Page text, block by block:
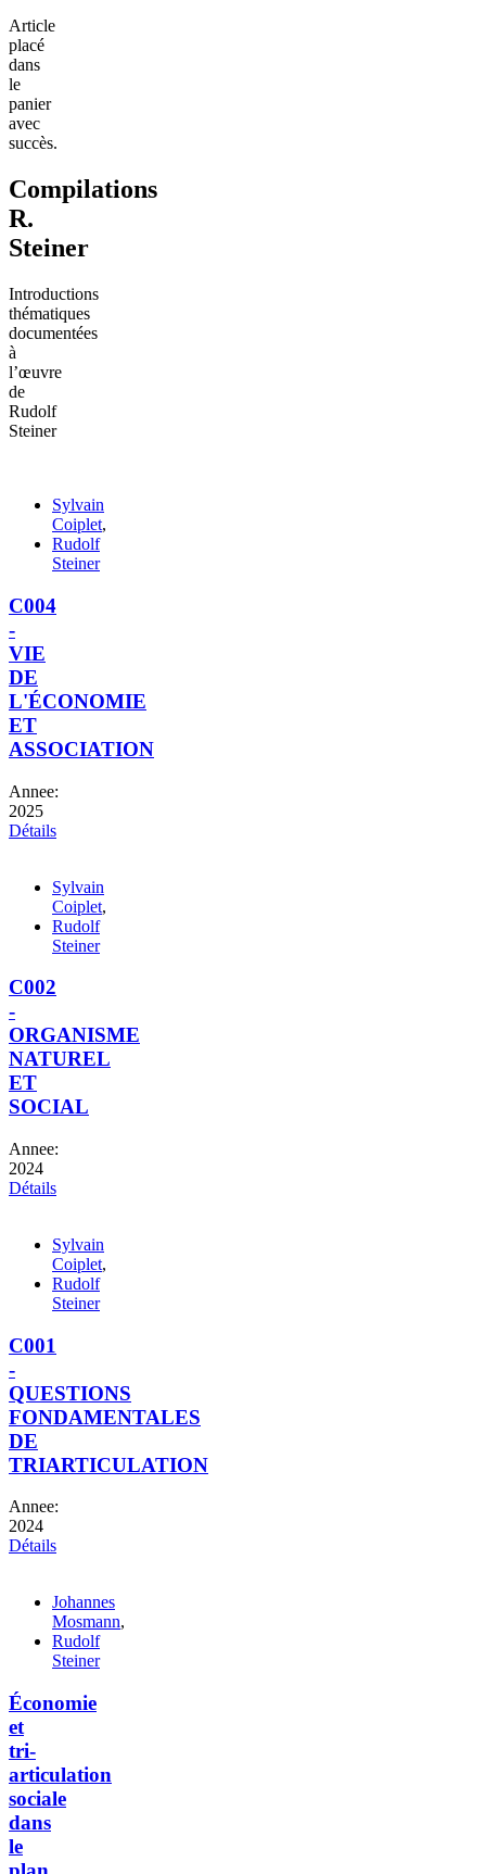
Article
placé
dans
le
panier
avec
succès.
Compilations
R.
Steiner
Introductions
thématiques
documentées
à
l’œuvre
de
Rudolf
Steiner
Sylvain
Coiplet,
Rudolf
Steiner
C004
-
VIE
DE
L'ÉCONOMIE
ET
ASSOCIATION
Annee:
2025
Détails
Sylvain
Coiplet,
Rudolf
Steiner
C002
-
ORGANISME
NATUREL
ET
SOCIAL
Annee:
2024
Détails
Sylvain
Coiplet,
Rudolf
Steiner
C001
-
QUESTIONS
FONDAMENTALES
DE
TRIARTICULATION
Annee:
2024
Détails
Johannes
Mosmann,
Rudolf
Steiner
Économie
et
tri-
articulation
sociale
dans
le